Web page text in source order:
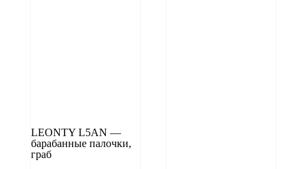
LEONTY L5AN —
барабанные палочки,
граб